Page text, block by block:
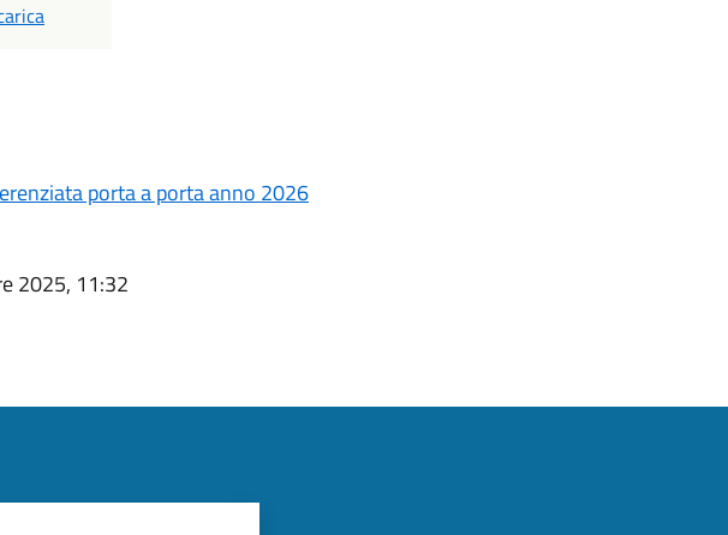
porta a porta anno 2026
2025, 11:32